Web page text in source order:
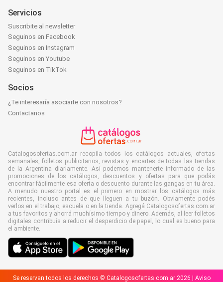
Servicios
Suscribite al newsletter
Seguinos en Facebook
Seguinos en Instagram
Seguinos en Youtube
Seguinos en TikTok
Socios
¿Te interesaría asociarte con nosotros?
Contactanos
Catalogosofertas.com.ar recopila todos los catálogos actuales, ofertas
semanales, folletos publicitarios, revistas y encartes de todas las tiendas
de la Argentina diariamente. Así podemos mantenerte informado de las
promociones de los catálogos, descuentos y ofertas para que podás
encontrar fácilmente esa oferta o descuento durante las gangas en tu área.
A menudo nuestro portal es el primero en mostrar los catálogos más
recientes, incluso antes de que lleguen a tu buzón. Obviamente podés
verlos en el trabajo, escuela o en la tienda. Agregá Catalogosofertas.com.ar
a tus favoritos y ahorrá muchísimo tiempo y dinero. Además, al leer folletos
digitales contribuís a reducir el desperdicio de papel, lo cual es bueno para
el ambiente.
Se reservan todos los derechos © Catalogosofertas.com.ar 2026 | Aviso